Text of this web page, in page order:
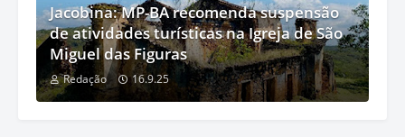
Jacobina: MP-BA recomenda suspensão
de atividades turísticas na Igreja de São
Miguel das Figuras
Redação 16.9.25